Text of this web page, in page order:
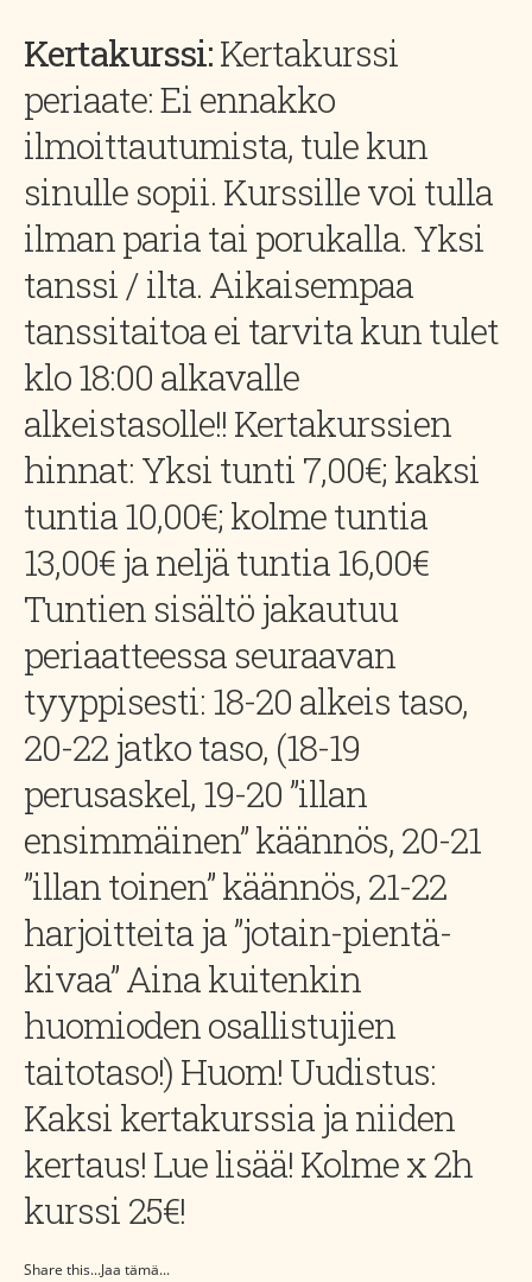
Kertakurssi:Kertakurssi
periaate: Ei ennakko
ilmoittautumista, tule kun
sinulle sopii. Kurssille voi tulla
ilman paria tai porukalla. Yksi
tanssi / ilta. Aikaisempaa
tanssitaitoa ei tarvita kun tulet
klo 18:00 alkavalle
alkeistasolle!! Kertakurssien
hinnat: Yksi tunti 7,00€; kaksi
tuntia 10,00€; kolme tuntia
13,00€ ja neljä tuntia 16,00€
Tuntien sisältö jakautuu
periaatteessa seuraavan
tyyppisesti: 18-20 alkeis taso,
20-22 jatko taso, (18-19
perusaskel, 19-20 ”illan
ensimmäinen” käännös, 20-21
”illan toinen” käännös, 21-22
harjoitteita ja ”jotain-pientä-
kivaa” Aina kuitenkin
huomioden osallistujien
taitotaso!) Huom! Uudistus:
Kaksi kertakurssia ja niiden
kertaus! Lue lisää! Kolme x 2h
kurssi 25€!
Share this...Jaa tämä...